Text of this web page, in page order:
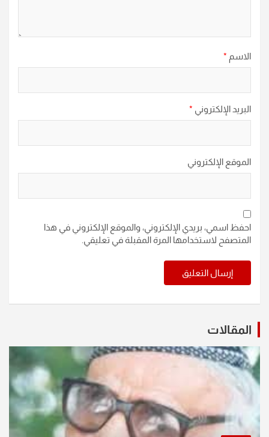
الاسم *
البريد الإلكتروني *
الموقع الإلكتروني
احفظ اسمي، بريدي الإلكتروني، والموقع الإلكتروني في هذا
المتصفح لاستخدامها المرة المقبلة في تعليقي.
المقالات